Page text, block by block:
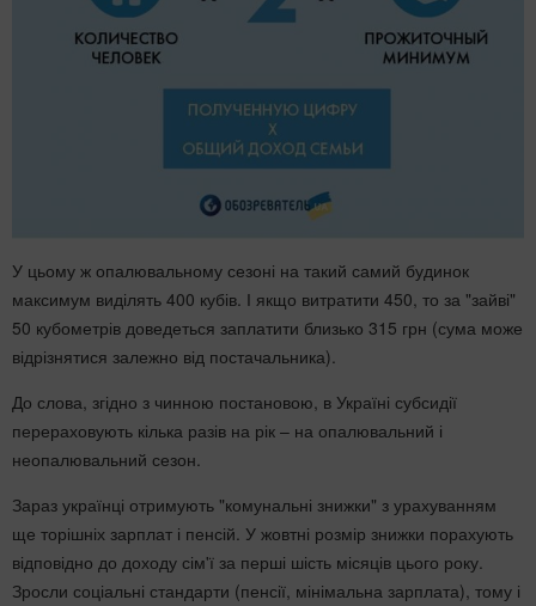
У цьому ж опалювальному сезоні на такий самий будинок
максимум виділять 400 кубів. І якщо витратити 450, то за "зайві"
50 кубометрів доведеться заплатити близько 315 грн (сума може
відрізнятися залежно від постачальника).
До слова, згідно з чинною постановою, в Україні субсидії
перераховують кілька разів на рік – на опалювальний і
неопалювальний сезон.
Зараз українці отримують "комунальні знижки" з урахуванням
ще торішніх зарплат і пенсій. У жовтні розмір знижки порахують
відповідно до доходу сім'ї за перші шість місяців цього року.
Зросли соціальні стандарти (пенсії, мінімальна зарплата), тому і